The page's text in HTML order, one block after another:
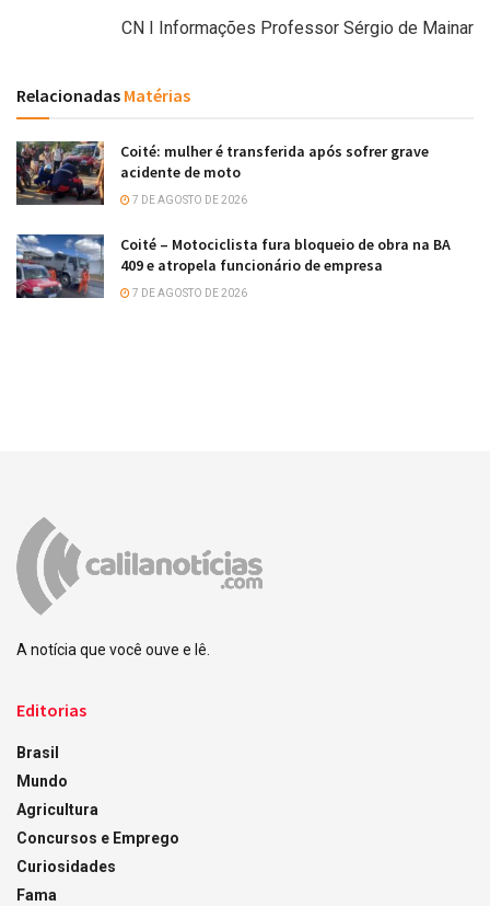
CN I Informações Professor Sérgio de Mainar
Relacionadas Matérias
Coité: mulher é transferida após sofrer grave
acidente de moto
7 DE AGOSTO DE 2026
Coité – Motociclista fura bloqueio de obra na BA
409 e atropela funcionário de empresa
7 DE AGOSTO DE 2026
A notícia que você ouve e lê.
Editorias
Brasil
Mundo
Agricultura
Concursos e Emprego
Curiosidades
Fama